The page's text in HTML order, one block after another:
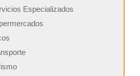
Especializados